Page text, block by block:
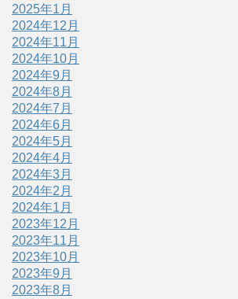
2025年1月
2024年12月
2024年11月
2024年10月
2024年9月
2024年8月
2024年7月
2024年6月
2024年5月
2024年4月
2024年3月
2024年2月
2024年1月
2023年12月
2023年11月
2023年10月
2023年9月
2023年8月